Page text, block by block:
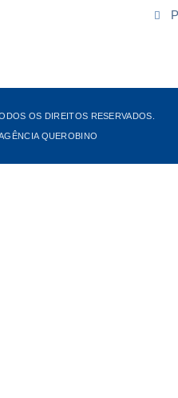
OS DIREITOS RESERVADOS.
QUEROBINO